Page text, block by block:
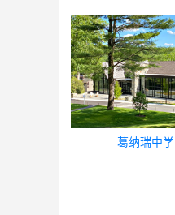
葛纳瑞中学